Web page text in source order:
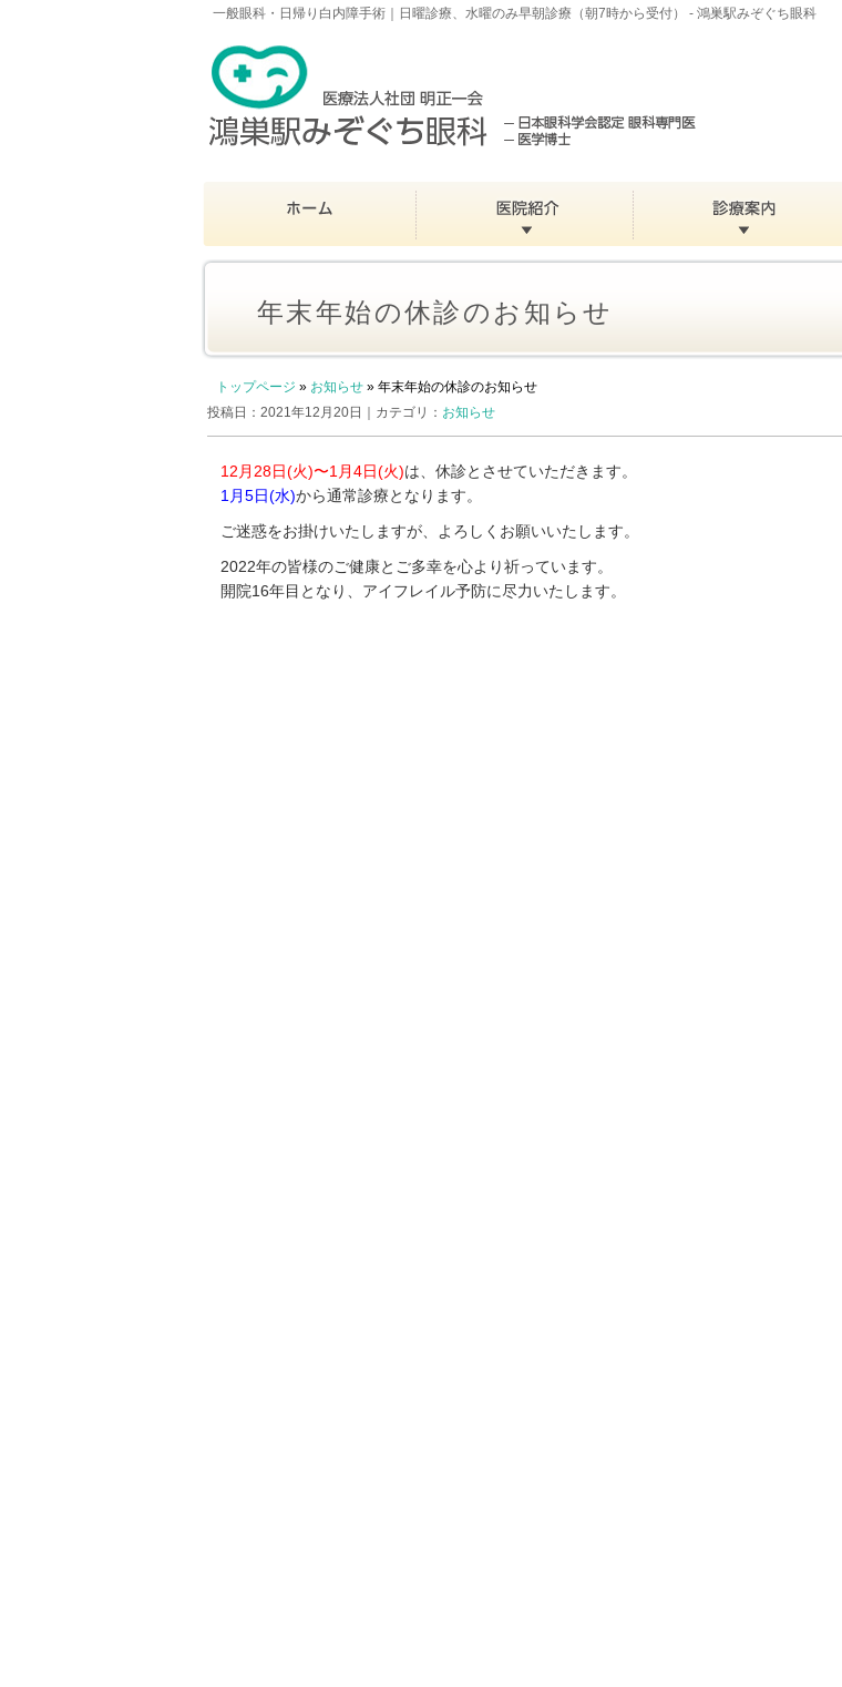
一般眼科・日帰り白内障手術｜日曜診療、水曜のみ早朝診療（朝7時から受付） - 鴻巣駅みぞぐち眼科
年末年始の休診のお知らせ
トップページ » お知らせ » 年末年始の休診のお知らせ
投稿日：2021年12月20日｜カテゴリ： お知らせ
12月28日(火)〜1月4日(火)は、休診とさせていただきます。
1月5日(水)から通常診療となります。
ご迷惑をお掛けいたしますが、よろしくお願いいたします。
2022年の皆様のご健康とご多幸を心より祈っています。
開院16年目となり、アイフレイル予防に尽力いたします。